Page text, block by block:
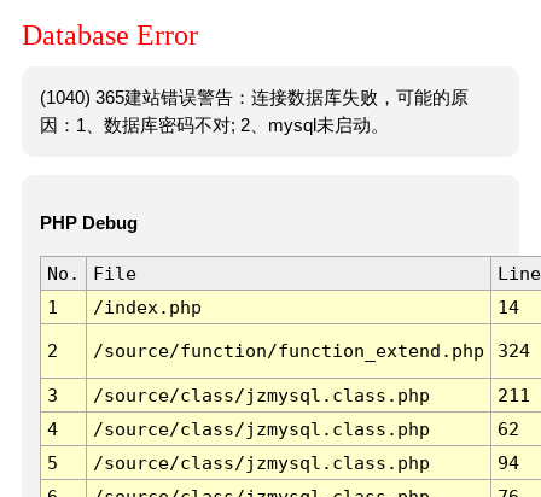
Database Error
(1040) 365建站错误警告：连接数据库失败，可能的原
因：1、数据库密码不对; 2、mysql未启动。
PHP Debug
No. File
Line
1
/index.php 14
2 /source/function/function_extend.php 324
3 /source/class/jzmysql.class.php
211
4
/source/class/jzmysql.class.php
62
5
/source/class/jzmysql.class.php
94